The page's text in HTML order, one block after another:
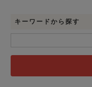
キーワードから探す